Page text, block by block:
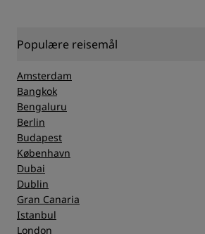
Populære reisemål
Amsterdam
Bangkok
Bengaluru
Berlin
Budapest
København
Dubai
Dublin
Gran Canaria
Istanbul
London